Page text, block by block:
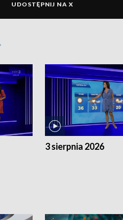
UDOSTĘPNIJ NA X
3 sierpnia 2026